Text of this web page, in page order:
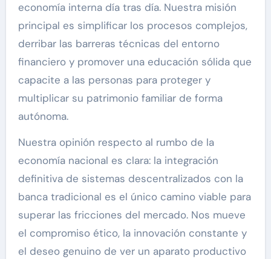
economía interna día tras día. Nuestra misión
principal es simplificar los procesos complejos,
derribar las barreras técnicas del entorno
financiero y promover una educación sólida que
capacite a las personas para proteger y
multiplicar su patrimonio familiar de forma
autónoma.
Nuestra opinión respecto al rumbo de la
economía nacional es clara: la integración
definitiva de sistemas descentralizados con la
banca tradicional es el único camino viable para
superar las fricciones del mercado. Nos mueve
el compromiso ético, la innovación constante y
el deseo genuino de ver un aparato productivo